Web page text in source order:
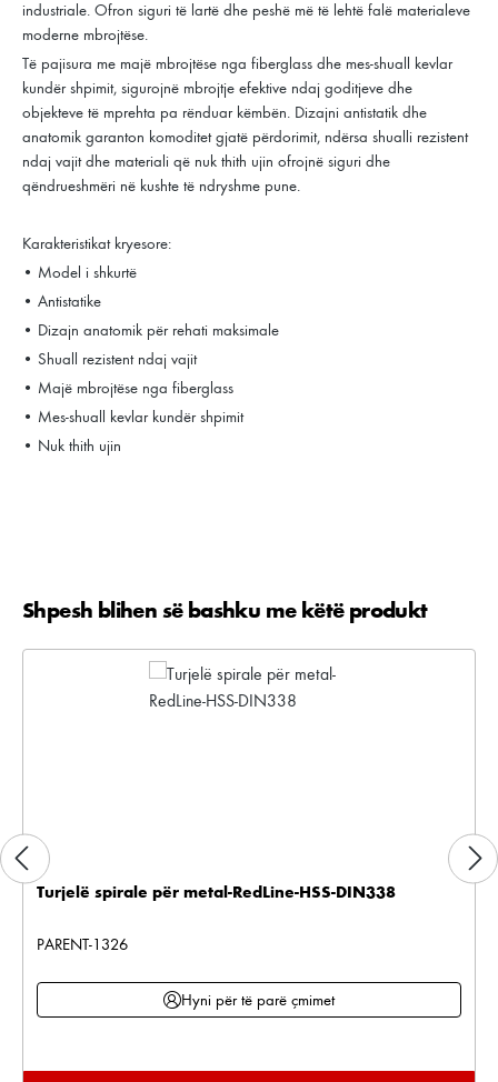
industriale. Ofron siguri të lartë dhe peshë më të lehtë falë materialeve
moderne mbrojtëse.
Të pajisura me majë mbrojtëse nga fiberglass dhe mes-shuall kevlar
kundër shpimit, sigurojnë mbrojtje efektive ndaj goditjeve dhe
objekteve të mprehta pa rënduar këmbën. Dizajni antistatik dhe
anatomik garanton komoditet gjatë përdorimit, ndërsa shualli rezistent
ndaj vajit dhe materiali që nuk thith ujin ofrojnë siguri dhe
qëndrueshmëri në kushte të ndryshme pune.
Karakteristikat kryesore:
• Model i shkurtë
• Antistatike
• Dizajn anatomik për rehati maksimale
• Shuall rezistent ndaj vajit
• Majë mbrojtëse nga fiberglass
• Mes-shuall kevlar kundër shpimit
• Nuk thith ujin
Kalo galerinë e produktit
Shpesh blihen së bashku me këtë produkt
Turjelë spirale për metal-RedLine-HSS-DIN338
PARENT-1326
Hyni për të parë çmimet